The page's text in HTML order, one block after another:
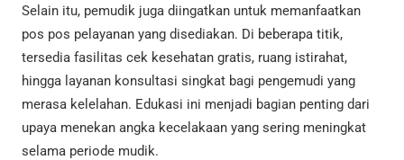
Selain itu, pemudik juga diingatkan untuk memanfaatkan
pos pos pelayanan yang disediakan. Di beberapa titik,
tersedia fasilitas cek kesehatan gratis, ruang istirahat,
hingga layanan konsultasi singkat bagi pengemudi yang
merasa kelelahan. Edukasi ini menjadi bagian penting dari
upaya menekan angka kecelakaan yang sering meningkat
selama periode mudik.